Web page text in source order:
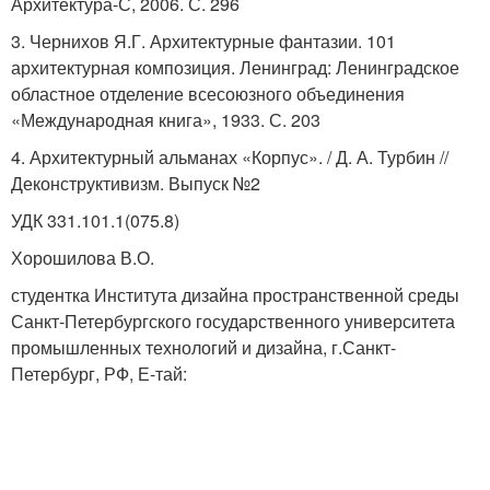
3. Чернихов Я.Г. Архитектурные фантазии. 101
архитектурная композиция. Ленинград: Ленинградское
областное отделение всесоюзного объединения
«Международная книга», 1933. С. 203
4. Архитектурный альманах «Корпус». / Д. А. Турбин //
Деконструктивизм. Выпуск №2
УДК 331.101.1(075.8)
Хорошилова В.О.
студентка Института дизайна пространственной среды
Санкт-Петербургского государственного университета
промышленных технологий и дизайна, г.Санкт-
Петербург, РФ, Е-тай: